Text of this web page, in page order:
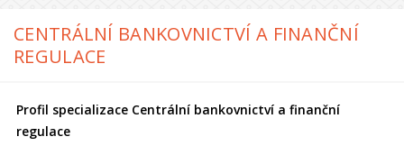
CENTRÁLNÍ BANKOVNICTVÍ A FINANČNÍ
REGULACE
Profil specializace Centrální bankovnictví a finanční
regulace